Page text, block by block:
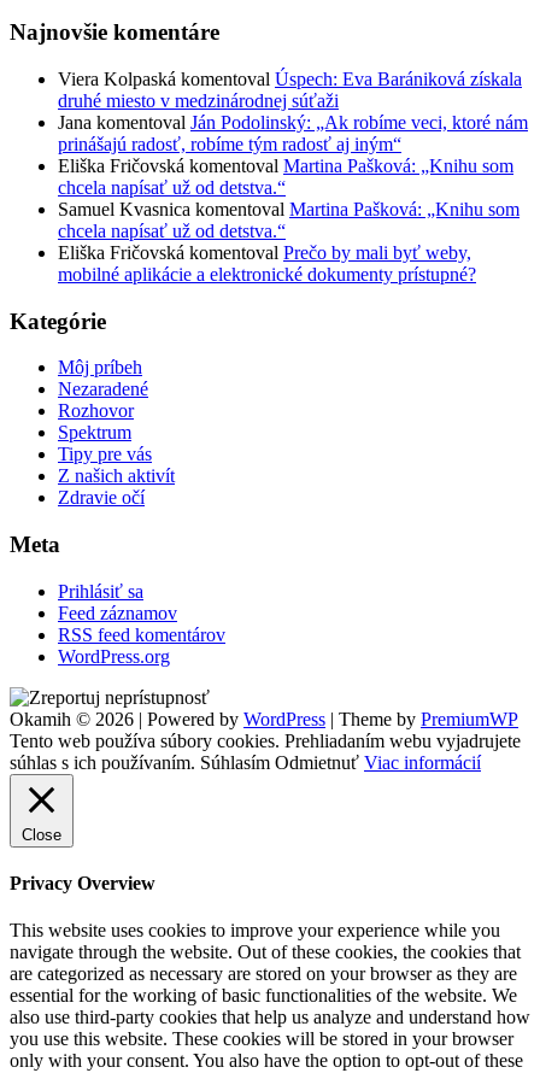
Najnovšie komentáre
Viera Kolpaská komentoval Úspech: Eva Barániková získala
druhé miesto v medzinárodnej súťaži
Jana komentoval Ján Podolinský: „Ak robíme veci, ktoré nám
prinášajú radosť, robíme tým radosť aj iným“
Eliška Fričovská komentoval Martina Pašková: „Knihu som
chcela napísať už od detstva.“
Samuel Kvasnica komentoval Martina Pašková: „Knihu som
chcela napísať už od detstva.“
Eliška Fričovská komentoval Prečo by mali byť weby,
mobilné aplikácie a elektronické dokumenty prístupné?
Kategórie
Môj príbeh
Nezaradené
Rozhovor
Spektrum
Tipy pre vás
Z našich aktivít
Zdravie očí
Meta
Prihlásiť sa
Feed záznamov
RSS feed komentárov
WordPress.org
Footer
Widgets
Okamih © 2026 | Powered by WordPress | Theme by PremiumWP
Tento web používa súbory cookies. Prehliadaním webu vyjadrujete
súhlas s ich používaním. Súhlasím Odmietnuť Viac informácií
Close
Privacy Overview
This website uses cookies to improve your experience while you
navigate through the website. Out of these cookies, the cookies that
are categorized as necessary are stored on your browser as they are
essential for the working of basic functionalities of the website. We
also use third-party cookies that help us analyze and understand how
you use this website. These cookies will be stored in your browser
only with your consent. You also have the option to opt-out of these